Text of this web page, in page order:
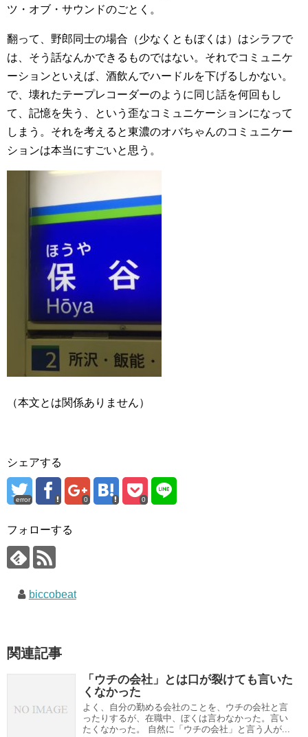
ツ・オブ・サウンドのごとく。
翻って、野郎同士の場合（少なくともぼくは）はシラフで
は、そう話なんかできるものではない。それでコミュニケ
ーションといえば、酒飲んでハードルを下げるしかない。
で、壊れたテープレコーダーのように同じ話を何回もし
て、記憶を失う、という歪なコミュニケーションになって
しまう。それを考えると東濃のオバちゃんのコミュニケー
ションは本当にすごいと思う。
（本文とは関係ありません）
シェアする
error 0 0
フォローする
biccobeat
関連記事
「ウチの会社」とは口が裂けても言いた
くなかった
よく、自分の勤める会社のことを、ウチの会社と言
ったりするが、在職中、ぼくは言わなかった。言い
たくなかった。 自然に「ウチの会社」と言う人が...